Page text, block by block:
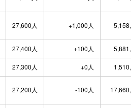
27,600人 +1,000人
27,400人 +100人
27,300人 +0人
27,200人 -100人